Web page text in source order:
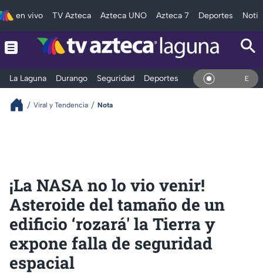
en vivo TV Azteca Azteca UNO Azteca 7 Deportes
La Laguna Durango Seguridad Deportes EntretenimientoEn Vivo
Viral y Tendencia Nota
¡La NASA no lo vio venir!
Asteroide del tamaño de un
edificio ‘rozará' la Tierra y
expone falla de seguridad
espacial